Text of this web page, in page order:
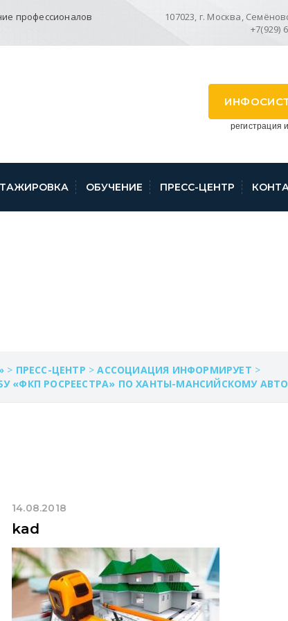
профессионалов
107023, г. Москва,
+7(929)
регистрация
ОБУЧЕНИЕ ПРЕСС-ЦЕНТР
> ПРЕСС-ЦЕНТР >АССОЦИАЦИЯ ИНФОРМИРУЕТ >
РОСРЕЕСТРА» ПО ХАНТЫ-МАНСИЙСКОМУ
14.08.2018
kad